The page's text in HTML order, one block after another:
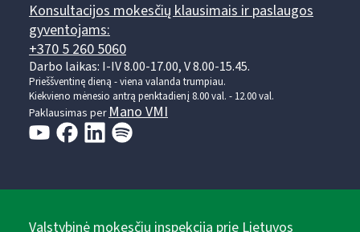
Konsultacijos mokesčių klausimais ir paslaugos
gyventojams:
+370 5 260 5060
Darbo laikas: I-IV 8.00-17.00, V 8.00-15.45.
Prieššventinę dieną - viena valanda trumpiau.
Kiekvieno mėnesio antrą penktadienį 8.00 val. - 12.00 val.
Paklausimas perMano VMI
Valstybinė mokesčių inspekcija prie Lietuvos